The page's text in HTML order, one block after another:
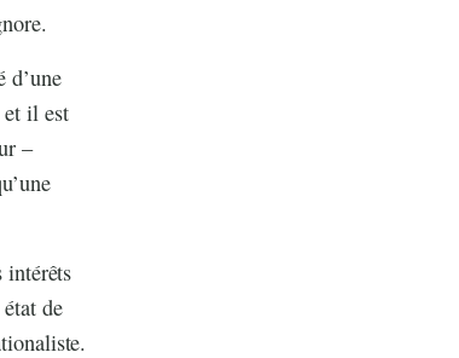
d’une
et il est
–
intérêts
de